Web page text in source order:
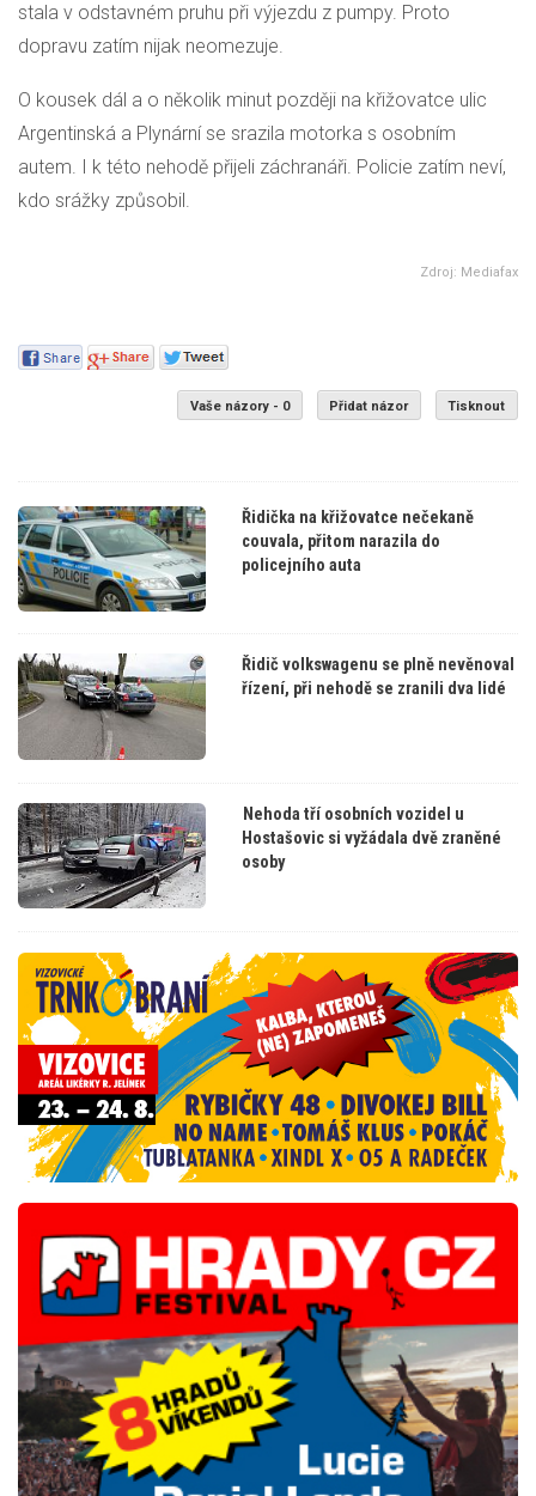
stala v odstavném pruhu při výjezdu z pumpy. Proto
dopravu zatím nijak neomezuje.
O kousek dál a o několik minut později na křižovatce ulic
Argentinská a Plynární se srazila motorka s osobním
autem. I k této nehodě přijeli záchranáři. Policie zatím neví,
kdo srážky způsobil.
Zdroj: Mediafax
Vaše názory - 0 Přidat názor Tisknout
Řidička na křižovatce nečekaně
couvala, přitom narazila do
policejního auta
Řidič volkswagenu se plně nevěnoval
řízení, při nehodě se zranili dva lidé
Nehoda tří osobních vozidel u
Hostašovic si vyžádala dvě zraněné
osoby